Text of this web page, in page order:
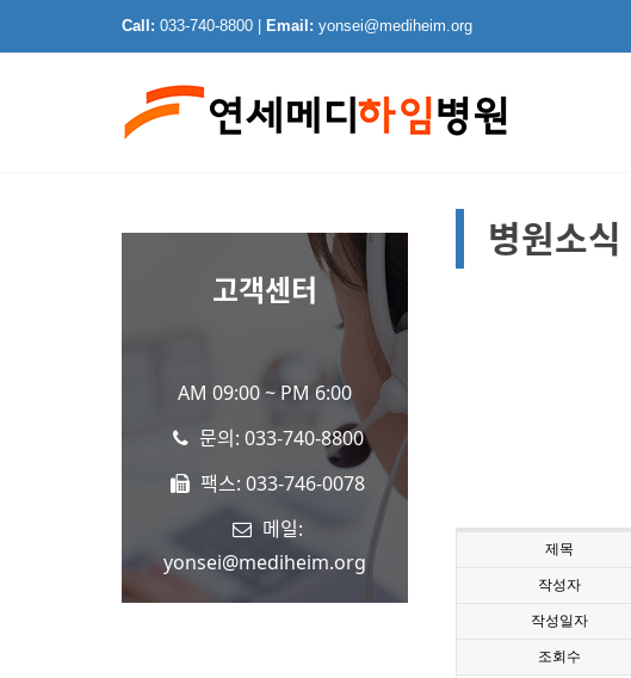
Call: 033-740-8800 | Email: yonsei@mediheim.org
병원소식
제목
작성자
작성일자
조회수
고객센터
AM 09:00 ~ PM 6:00
문의: 033-740-8800
팩스: 033-746-0078
메일:
yonsei@mediheim.org